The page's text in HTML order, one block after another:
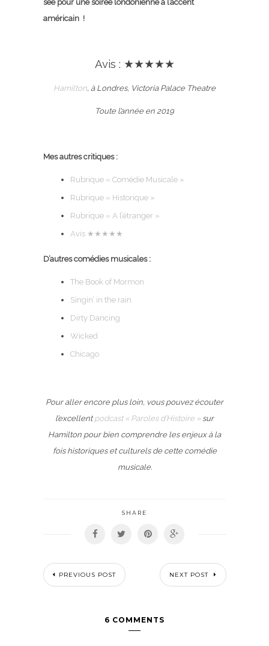
see pour une soirée londonienne à l’accent
américain !
Avis : ★★★★★
Hamilton, à Londres, Victoria Palace Theatre
Toute l’année en 2019
Mes autres critiques :
Rubrique « Comédie Musicale »
Rubrique « Historique »
Rubrique « A l’étranger »
Avis ★★★★ ★
D’autres comédies musicales :
The Book of Mormon
Singin’ in the rain
Dirty Dancing
Wicked
Chicago
Pour aller encore plus loin, vous pouvez écouter
l’excellentpodcast « Paroles d’Histoire »sur
Hamilton pour bien comprendre les enjeux à la
fois historiques et culturels de cette comédie
musicale.
SHARE
PREVIOUS POST NEXT POST
6 COMMENTS